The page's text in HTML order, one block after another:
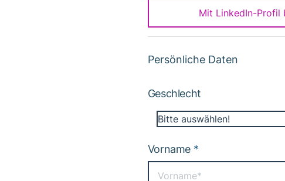
Mit LinkedIn-Profil
Persönliche Daten
Geschlecht
Bitte auswählen!
Vorname *